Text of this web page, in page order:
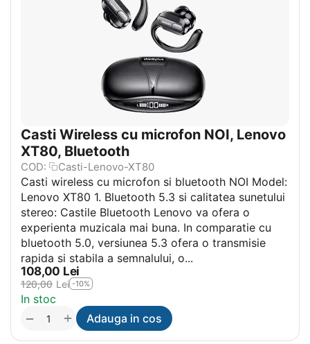
Casti Wireless cu microfon NOI, Lenovo
XT80, Bluetooth
COD: Casti-Lenovo-XT80
Casti wireless cu microfon si bluetooth NOI Model:
Lenovo XT80 1. Bluetooth 5.3 si calitatea sunetului
stereo: Castile Bluetooth Lenovo va ofera o
experienta muzicala mai buna. In comparatie cu
bluetooth 5.0, versiunea 5.3 ofera o transmisie
rapida si stabila a semnalului, o...
108,00 Lei
120,00 Lei -10%
In stoc
+
− Adauga in cos